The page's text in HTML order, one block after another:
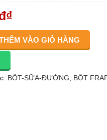
₫
BỘT-SỮA-ĐƯỜNG
BỘT